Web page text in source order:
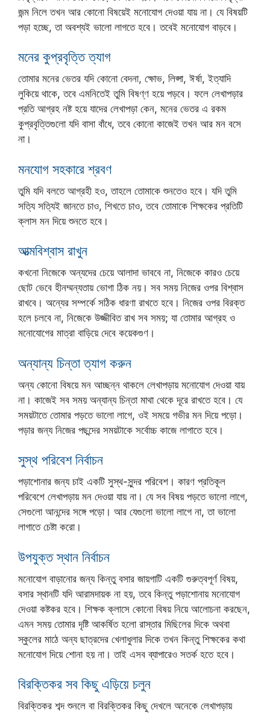
জন্ম নিলে তখন আর কোনো বিষয়েই মনোযোগ দেওয়া যায় না। যে বিষয়টি
পড়া হচ্ছে, তা অবশ্যই ভালো লাগতে হবে। তবেই মনোযোগ বাড়বে।
মনের কুপ্রবৃত্তি ত্যাগ
তোমার মনের ভেতর যদি কোনো বেদনা, ক্ষোভ, লিপ্সা, ঈর্ষা, ইত্যাদি
লুকিয়ে থাকে, তবে এমনিতেই তুমি বিষণ্ণ হয়ে পড়বে। ফলে লেখাপড়ার
প্রতি আগ্রহ নষ্ট হয়ে যাদের লেখাপড়া কেন, মনের ভেতর এ রকম
কুপ্রবৃত্তিগুলো যদি বাসা বাঁধে, তবে কোনো কাজেই তখন আর মন বসে
না।
মনযোগ সহকারে শ্রবণ
তুমি যদি বলতে আগ্রহী হও, তাহলে তোমাকে শুনতেও হবে। যদি তুমি
সত্যি সত্যিই জানতে চাও, শিখতে চাও, তবে তোমাকে শিক্ষকের প্রতিটি
ক্লাস মন দিয়ে শুনতে হবে।
আত্মবিশ্বাস রাখুন
কখনো নিজেকে অন্যদের চেয়ে আলাদা ভাববে না, নিজেকে কারও চেয়ে
ছোট ভেবে হীনম্মন্যতায় ভোগা ঠিক নয়। সব সময় নিজের ওপর বিশ্বাস
রাখবে। অন্যের সম্পর্কে সঠিক ধারণা রাখতে হবে। নিজের ওপর বিরক্ত
হলে চলবে না, নিজেকে উজ্জীবিত রাখ সব সময়; যা তোমার আগ্রহ ও
মনোযোগের মাত্রা বাড়িয়ে দেবে কয়েকগুণ।
অন্যান্য চিন্তা ত্যাগ করুন
অন্য কোনো বিষয়ে মন আচ্ছন্ন থাকলে লেখাপড়ায় মনোযোগ দেওয়া যায়
না। কাজেই সব সময় অন্যান্য চিন্তা মাথা থেকে দূরে রাখতে হবে। যে
সময়টাতে তোমার পড়তে ভালো লাগে, ওই সময়ে গভীর মন দিয়ে পড়ো।
পড়ার জন্য নিজের পছন্দের সময়টাকে সর্বোচ্চ কাজে লাগাতে হবে।
সুস্থ পরিবেশ নির্বাচন
পড়াশোনার জন্য চাই একটি সুস্থ-সুন্দর পরিবেশ। কারণ প্রতিকূল
পরিবেশে লেখাপড়ায় মন দেওয়া যায় না। যে সব বিষয় পড়তে ভালো লাগে,
সেগুলো আনন্দের সঙ্গে পড়ো। আর যেগুলো ভালো লাগে না, তা ভালো
লাগাতে চেষ্টা করো।
উপযুক্ত স্থান নির্বাচন
মনোযোগ বাড়ানোর জন্য কিন্তু বসার জায়গাটি একটি গুরুত্বপূর্ণ বিষয়,
বসার স্থানটি যদি আরামদায়ক না হয়, তবে কিন্তু পড়াশোনায় মনোযোগ
দেওয়া কষ্টকর হবে। শিক্ষক ক্লাসে কোনো বিষয় নিয়ে আলোচনা করছেন,
এমন সময় তোমার দৃষ্টি আকর্ষিত হলো রাস্তার মিছিলের দিকে অথবা
স্কুলের মাঠে অন্য ছাত্রদের খেলাধুলার দিকে তখন কিন্তু শিক্ষকের কথা
মনোযোগ দিয়ে শোনা হয় না। তাই এসব ব্যাপারেও সতর্ক হতে হবে।
বিরক্তিকর সব কিছু এড়িয়ে চলুন
বিরক্তিকর শব্দ শুনলে বা বিরক্তিকর কিছু দেখলে অনেকে লেখাপড়ায়